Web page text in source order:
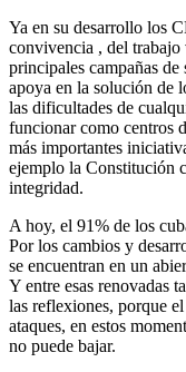
Ya en su desarrollo los
convivencia , del
principales campañas
apoya en la solución de
las dificultades de
funcionar como centros
más importantes
ejemplo la Constitución
integridad.
A hoy, el 91% de los
Por los cambios y
se encuentran en un
Y entre esas renovadas
las reflexiones, porque
ataques, en estos
no puede bajar.